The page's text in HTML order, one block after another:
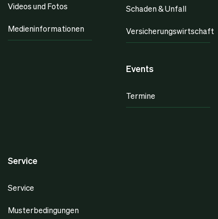
Videos und Fotos
Medieninformationen
Schaden & Unfall
Versicherungswirtschaft
Events
Termine
Service
Service
Musterbedingungen